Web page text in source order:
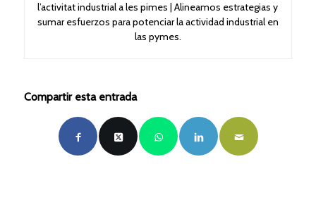
l’activitat industrial a les pimes | Alineamos estrategias y
sumar esfuerzos para potenciar la actividad industrial en
las pymes.
Compartir esta entrada